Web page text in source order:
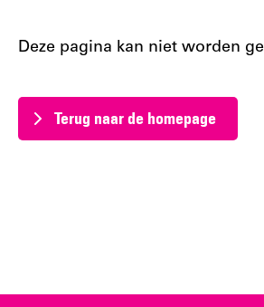
Deze pagina kan niet worden
Terug naar de homepage